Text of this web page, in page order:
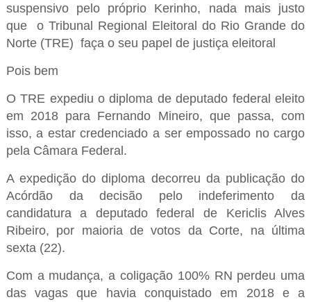
suspensivo pelo próprio Kerinho, nada mais justo
que o Tribunal Regional Eleitoral do Rio Grande do
Norte (TRE) faça o seu papel de justiça eleitoral
Pois bem
O TRE expediu o diploma de deputado federal eleito
em 2018 para Fernando Mineiro, que passa, com
isso, a estar credenciado a ser empossado no cargo
pela Câmara Federal.
A expedição do diploma decorreu da publicação do
Acórdão da decisão pelo indeferimento da
candidatura a deputado federal de Kericlis Alves
Ribeiro, por maioria de votos da Corte, na última
sexta (22).
Com a mudança, a coligação 100% RN perdeu uma
das vagas que havia conquistado em 2018 e a